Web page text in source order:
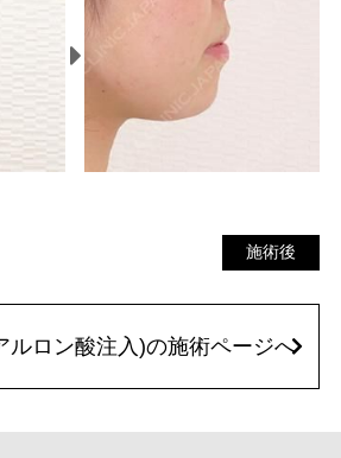
施術後
ルロン酸注入)の施術ページへ